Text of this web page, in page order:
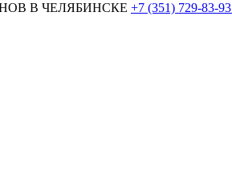
В ЧЕЛЯБИНСКЕ +7 (351) 729-83-93